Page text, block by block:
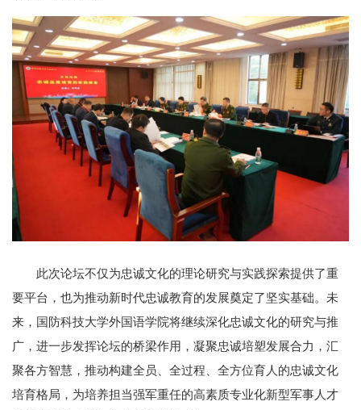
此次论坛不仅为忠诚文化的理论研究与实践探索提供了重
要平台，也为推动新时代忠诚教育的发展奠定了坚实基础。未
来，国防科技大学外国语学院将继续深化忠诚文化的研究与推
广，进一步发挥论坛的桥梁作用，凝聚忠诚培塑发展合力，汇
聚各方智慧，推动构建全员、全过程、全方位育人的忠诚文化
培育格局，为培养担当强军重任的高素质专业化新型军事人才